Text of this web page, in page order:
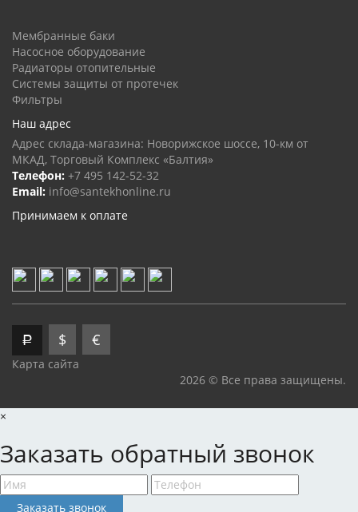
Мембранные баки
Насосное оборудование
Радиаторы отопительные
Системы защиты от протечек
Фильтры
Наш адрес
Адрес склада-магазина: Новорижское шоссе, 10-км от
МКАД, Торговый Комплекс «Балтия»
Телефон: +7 495 142-52-32
Email: info@santekhonline.ru
Принимаем к оплате
Р $ €
Карта сайта
2026 © Все права защищены.
×
Заказать обратный звонок